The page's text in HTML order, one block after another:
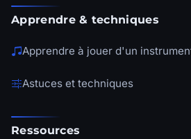
Apprendre & techniques
Apprendre à jouer d'un
Astuces et techniques
Ressources